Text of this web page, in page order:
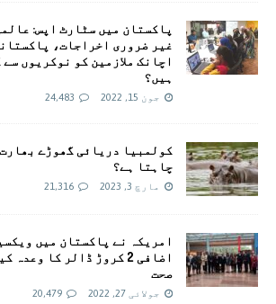
پاکستان میں سٹارٹ اپس:
غیر ضروری اخراجات،
اچانک ملازمین کو نوکریوں
ہیں؟
جون 15, 2022 24,483
کولمبیا دریائی گھوڑے
چاہتا ہے؟
مارچ 3, 2023 21,316
امريکہ نے پاکستان میں
اضافی 2 کروڑ ڈالر کا
صحت
جولائی 27, 2022 20,479